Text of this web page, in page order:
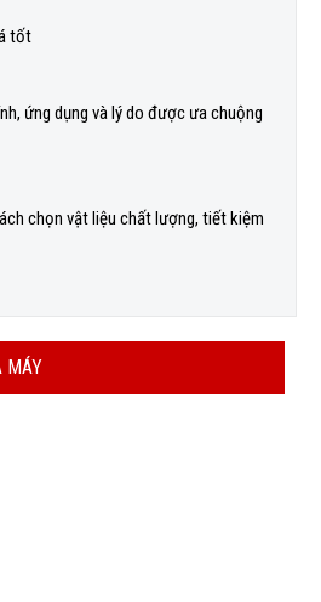
tốt
ứng dụng và lý do được ưa chuộng
chọn vật liệu chất lượng, tiết kiệm
MÁY